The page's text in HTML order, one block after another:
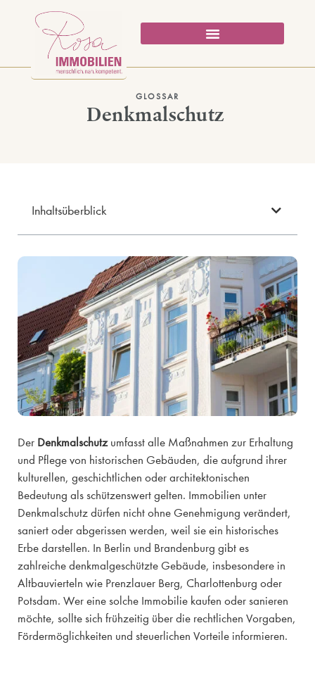
GLOSSAR
Denkmalschutz
Der Denkmalschutzumfasst alle Maßnahmen zur Erhaltung
und Pflege von historischen Gebäuden, die aufgrund ihrer
kulturellen, geschichtlichen oder architektonischen
Bedeutung als schützenswert gelten. Immobilien unter
Denkmalschutz dürfen nicht ohne Genehmigung verändert,
saniert oder abgerissen werden, weil sie ein historisches
Erbe darstellen. In Berlin und Brandenburg gibt es
zahlreiche denkmalgeschützte Gebäude, insbesondere in
Altbauvierteln wie Prenzlauer Berg, Charlottenburg oder
Potsdam. Wer eine solche Immobilie kaufen oder sanieren
möchte, sollte sich frühzeitig über die rechtlichen Vorgaben,
Fördermöglichkeiten und steuerlichen Vorteile informieren.
Inhaltsüberblick